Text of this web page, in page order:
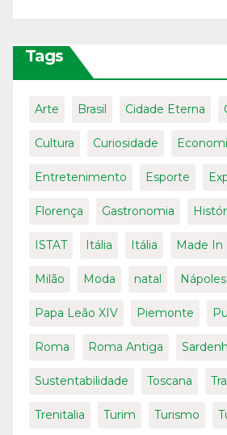
Tags
Arte Brasil Cidade Eterna
Cultura Curiosidade
Entretenimento Esporte
Florença Gastronomia
ISTAT Itália Itália Made In
Milão Moda natal Nápoles
Papa Leão XIV Piemonte
Roma Roma Antiga
Sustentabilidade Toscana
Trenitalia Turim Turismo